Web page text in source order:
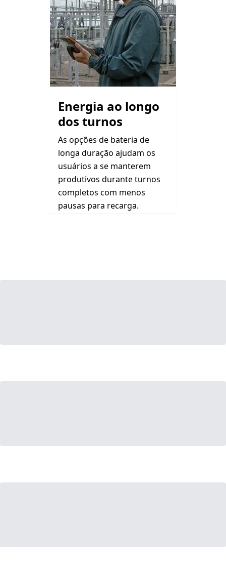
Energia ao longo
dos turnos
As opções de bateria de
longa duração ajudam os
usuários a se manterem
produtivos durante turnos
completos com menos
pausas para recarga.